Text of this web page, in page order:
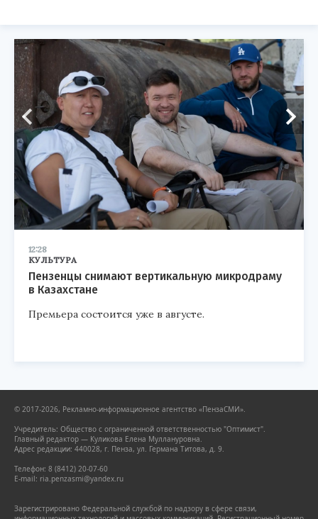
12:28
КУЛЬТУРА
Пензенцы снимают вертикальную микродраму
в Казахстане
Премьера состоится уже в августе.
© 2017-2026, Рекламно-информационное агентство «ПензаСМИ».
Учредитель: Общество с ограниченной ответственностью "Оптимист".
Главный редактор — Куликова Елена Муллануровна.
Адрес редакции: 440028, г. Пенза, ул. Германа Титова, д. 9.
Телефон: 8 (8412) 20-07-60
E-mail: ria.penzasmi@yandex.ru
Зарегистрировано Федеральной службой по надзору в сфере связи,